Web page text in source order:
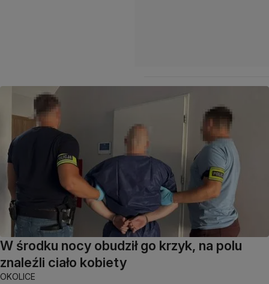
W środku nocy obudził go krzyk, na polu
znaleźli ciało kobiety
OKOLICE